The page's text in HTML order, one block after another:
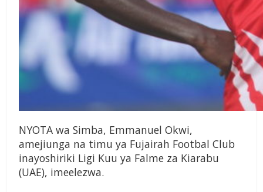
NYOTA wa Simba, Emmanuel Okwi,
amejiunga na timu ya Fujairah Footbal Club
inayoshiriki Ligi Kuu ya Falme za Kiarabu
(UAE), imeelezwa.